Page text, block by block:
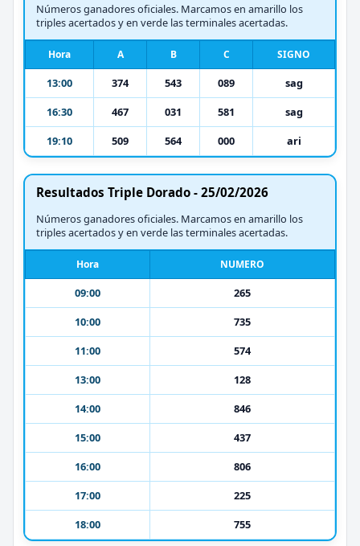
Números ganadores oficiales. Marcamos en amarillo los
triples acertados y en verde las terminales acertadas.
Hora A B C SIGNO
13:00 374 543 089
sag
16:30
467 031 581
sag
19:10
509 564 000 ari
Resultados Triple Dorado - 25/02/2026
Números ganadores oficiales. Marcamos en amarillo los
triples acertados y en verde las terminales acertadas.
Hora NUMERO
09:00
265
10:00
735
11:00
574
13:00
128
14:00
846
15:00
437
16:00
806
17:00
225
18:00
755